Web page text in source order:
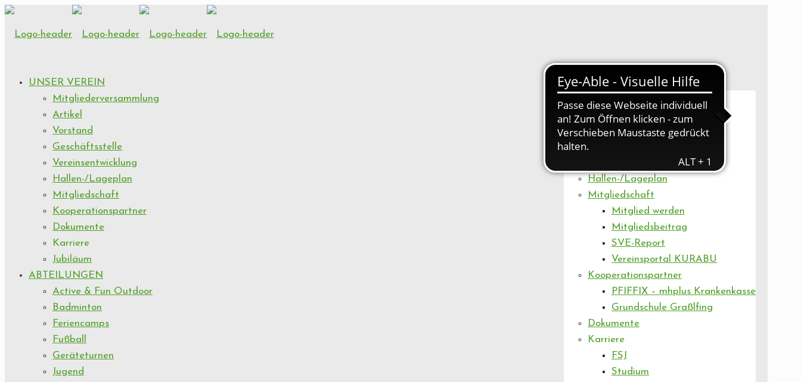
UNSER VEREIN
Artikel
Vorstand
Geschäftsstelle
Hallen-/Lageplan
Mitgliedschaft
Mitglied werden
Mitgliedsbeitrag
SVE-Report
Vereinsportal KURABU
Kooperationspartner
PFIFFIX – mhplus Krankenkasse
Grundschule Graßlfing
Dokumente
Karriere
FSJ
Studium
UNSER VEREIN
Mitgliederversammlung
Artikel
Vorstand
Geschäftsstelle
Vereinsentwicklung
Hallen-/Lageplan
Mitgliedschaft
Kooperationspartner
Dokumente
Karriere
Jubiläum
ABTEILUNGEN
Active & Fun Outdoor
Badminton
Feriencamps
Fußball
Geräteturnen
Jugend